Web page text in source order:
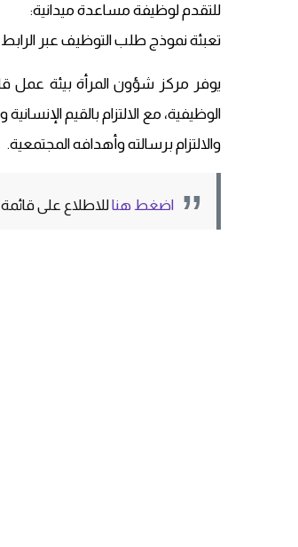
للتقدم لوظيفة مساعدة ميدانية:
تعبئة نموذج طلب التوظيف عبر
يوفر مركز شؤون المرأة بيئة عمل
الوظيفية، مع الالتزام بالقيم
والالتزام برسالته وأهدافه المجتمعية.
اضغط هناللاطلاع على